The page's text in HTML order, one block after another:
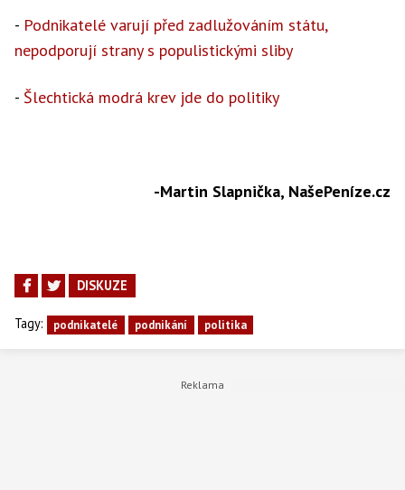
- Podnikatelé varují před zadlužováním státu,
nepodporují strany s populistickými sliby
- Šlechtická modrá krev jde do politiky
-Martin Slapnička, NašePeníze.cz
DISKUZE
Tagy: podnikatelé podnikání politika